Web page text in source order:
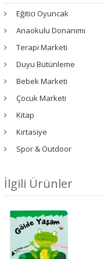
Eğitici Oyuncak
Anaokulu Donanımı
Terapi Marketi
Duyu Bütünleme
Bebek Marketi
Çocuk Marketi
Kitap
Kırtasiye
Spor & Outdoor
İlgili Ürünler